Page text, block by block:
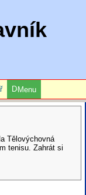
Menu
Tělovýchovná
tenisu. Zahrát si